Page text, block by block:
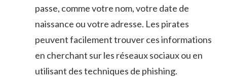
passe, comme votre nom, ⁤votre date de
naissance ou votre adresse. Les⁢ pirates
‌peuvent ⁣facilement trouver ces informations
en ‍cherchant sur les réseaux sociaux ⁢ou en
utilisant des techniques de phishing.